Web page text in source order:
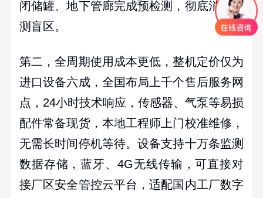
闭储罐、地下管廊完成预检测，彻底消除监
测盲区。
第二，全周期使用成本更低，整机定价仅为
进口设备六成，全国布局上千个售后服务网
点， 24小时技术响应，传感器、气泵等易损
配件常备现货，本地工程师上门校准维修，
无需长时间停机等待。设备支持十万条监测
数据存储，蓝牙、4G无线传输，可直接对
接厂区安全管控云平台，适配国内工厂数字